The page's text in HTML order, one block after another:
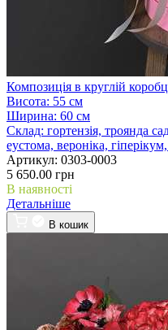
Композиція в круглій
Висота: 55 см
Ширина: 60 см
Склад: гортензія, троянда
еустома, вероніка,
Артикул: 0303-0003
5 650.00 грн
В наявності
Детальніше
В кошик